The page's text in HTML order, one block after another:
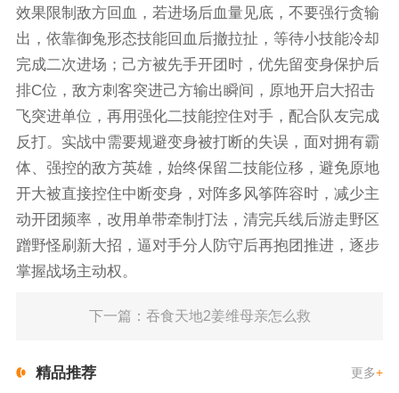
效果限制敌方回血，若进场后血量见底，不要强行贪输
出，依靠御兔形态技能回血后撤拉扯，等待小技能冷却
完成二次进场；己方被先手开团时，优先留变身保护后
排C位，敌方刺客突进己方输出瞬间，原地开启大招击
飞突进单位，再用强化二技能控住对手，配合队友完成
反打。实战中需要规避变身被打断的失误，面对拥有霸
体、强控的敌方英雄，始终保留二技能位移，避免原地
开大被直接控住中断变身，对阵多风筝阵容时，减少主
动开团频率，改用单带牵制打法，清完兵线后游走野区
蹭野怪刷新大招，逼对手分人防守后再抱团推进，逐步
掌握战场主动权。
下一篇：吞食天地2姜维母亲怎么救
精品推荐 更多+